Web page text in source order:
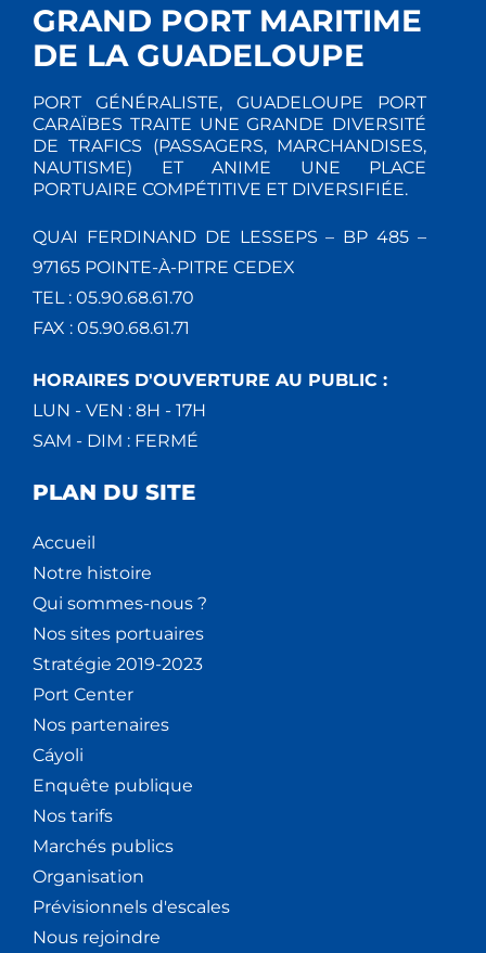
GRAND PORT MARITIME
DE LA GUADELOUPE
PORT GÉNÉRALISTE, GUADELOUPE PORT
CARAÏBES TRAITE UNE GRANDE DIVERSITÉ
DE TRAFICS (PASSAGERS, MARCHANDISES,
NAUTISME) ET ANIME UNE PLACE
PORTUAIRE COMPÉTITIVE ET DIVERSIFIÉE.
QUAI FERDINAND DE LESSEPS – BP 485 –
97165 POINTE-À-PITRE CEDEX
TEL : 05.90.68.61.70
FAX : 05.90.68.61.71
HORAIRES D'OUVERTURE AU PUBLIC :
LUN - VEN : 8H - 17H
SAM - DIM : FERMÉ
PLAN DU SITE
Accueil
Notre histoire
Qui sommes-nous ?
Nos sites portuaires
Stratégie 2019-2023
Port Center
Nos partenaires
Cáyoli
Enquête publique
Nos tarifs
Marchés publics
Organisation
Prévisionnels d'escales
Nous rejoindre